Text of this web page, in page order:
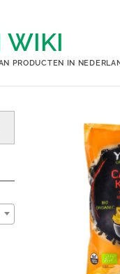
WIKI
PRODUCTEN IN